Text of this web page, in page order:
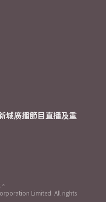
城廣播節目直播及重
Limited. All rights